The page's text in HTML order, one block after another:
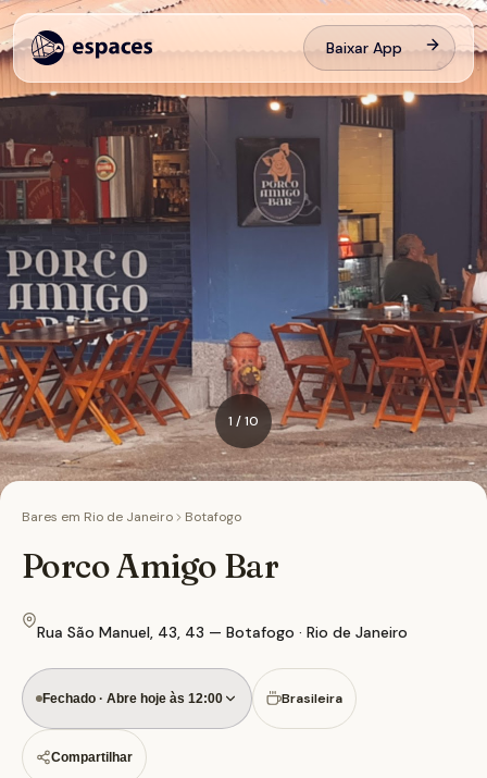
Baixar App
1 /10
Bares em Rio de Janeiro Botafogo
Porco Amigo Bar
Rua São Manuel, 43, 43 — Botafogo · Rio de Janeiro
Fechado · Abre hoje às 12:00 Brasileira
Compartilhar